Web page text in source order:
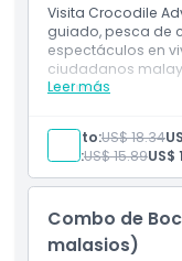
Visita Crocodile
guiado, pesca de
espectáculos en
ciudadanos
Leer más
Incluye
1 pellet para
Tour guiado
Experiencia de
Sesión
Adulto:US$ 18.34
Niño:US$ 15.89US$
Combo de
malasios)